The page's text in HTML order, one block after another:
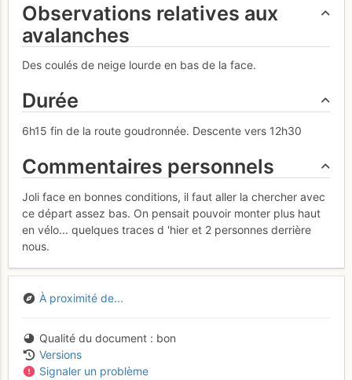
Observations relatives aux
avalanches
Des coulés de neige lourde en bas de la face.
Durée
6h15 fin de la route goudronnée. Descente vers 12h30
Commentaires personnels
Joli face en bonnes conditions, il faut aller la chercher avec
ce départ assez bas. On pensait pouvoir monter plus haut
en vélo... quelques traces d 'hier et 2 personnes derrière
nous.
À proximité de...
Qualité du document
bon
Versions
Signaler un problème